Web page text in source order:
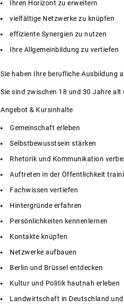
Ihren Horizont zu erweitern
vielfältige Netzwerke zu knüpfen
effiziente Synergien zu nutzen
Ihre Allgemeinbildung zu vertiefen
Sie haben Ihre berufliche Ausbildung
Sie sind zwischen 18 und 30 Jahre
Angebot & Kursinhalte
Gemeinschaft erleben
Selbstbewusstsein stärken
Rhetorik und Kommunikation
Auftreten in der Öffentlichkeit
Fachwissen vertiefen
Hintergründe erfahren
Persönlichkeiten kennenlernen
Kontakte knüpfen
Netzwerke aufbauen
Berlin und Brüssel entdecken
Kultur und Politik hautnah erleben
Landwirtschaft in Deutschland und